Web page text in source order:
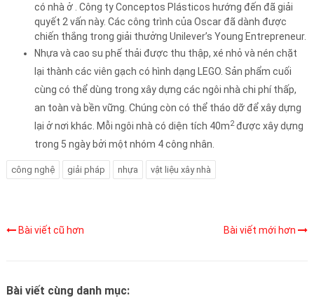
có nhà ở . Công ty Conceptos Plásticos hướng đến đã giải
quyết 2 vấn này. Các công trình của Oscar đã dành được
chiến thắng trong giải thưởng Unilever’s Young Entrepreneur.
Nhựa và cao su phế thải được thu thập, xé nhỏ và nén chặt
lại thành các viên gạch có hình dạng LEGO. Sản phẩm cuối
cùng có thể dùng trong xây dựng các ngôi nhà chi phí thấp,
an toàn và bền vững. Chúng còn có thể tháo dỡ để xây dựng
lại ở nơi khác. Mỗi ngôi nhà có diện tích 40m2được xây dựng
trong 5 ngày bởi một nhóm 4 công nhân.
công nghệ giải pháp nhựa vật liệu xây nhà
Bài viết cũ hơn Bài viết mới hơn
Bài viết cùng danh mục: